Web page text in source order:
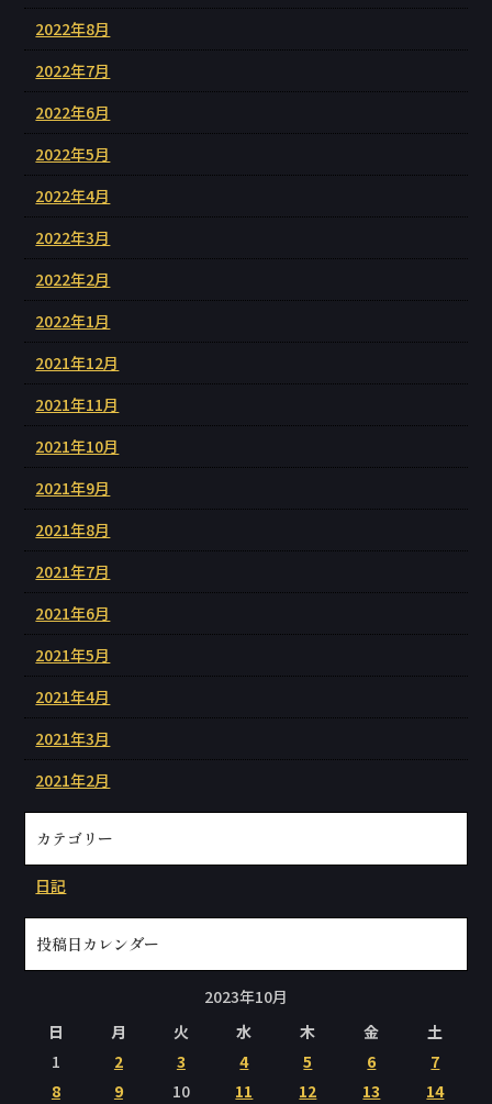
2022年8月
2022年7月
2022年6月
2022年5月
2022年4月
2022年3月
2022年2月
2022年1月
2021年12月
2021年11月
2021年10月
2021年9月
2021年8月
2021年7月
2021年6月
2021年5月
2021年4月
2021年3月
2021年2月
カテゴリー
日記
投稿日カレンダー
2023年10月
日
月 火 水 木 金
土
1
2 3 4 5 6
7
8
9 10 11 12 13 14